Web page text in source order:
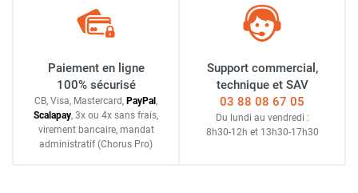
Paiement en ligne
100% sécurisé
CB, Visa, Mastercard, PayPal ,
Scalapay, 3x ou 4x sans frais,
virement bancaire, mandat
administratif (Chorus Pro)
Support commercial,
technique et SAV
03 88 08 67 05
Du lundi au vendredi :
8h30-12h et 13h30-17h30